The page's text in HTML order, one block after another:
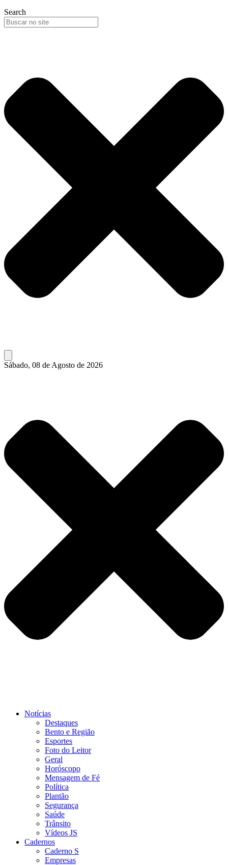
Search
Sábado, 08 de Agosto de 2026
Notícias
Destaques
Bento e Região
Esportes
Foto do Leitor
Geral
Horóscopo
Mensagem de Fé
Política
Plantão
Segurança
Saúde
Trânsito
Vídeos JS
Cadernos
Caderno S
Empresas